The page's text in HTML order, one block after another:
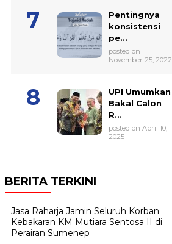
Pentingnya
konsistensi
pe...
posted on
November 25, 2022
UPI Umumkan
Bakal Calon
R...
posted on April 10,
2025
BERITA TERKINI
Jasa Raharja Jamin Seluruh Korban
Kebakaran KM Mutiara Sentosa II di
Perairan Sumenep